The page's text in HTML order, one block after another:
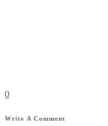
0
Write A Comment